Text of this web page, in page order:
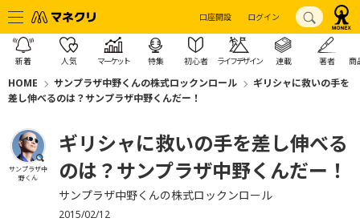
口座開設 ログイン
新着 人気 マーケット 特集 初心者 ライフデザイン 連載 著者 商
HOME サンプラザ中野くんの株式ロックンロール
ギリシャに救いの手を
差し伸べるのは？サンプラザ中野くんだー！
サンプラザ中
野くん
ギリシャに救いの手を差し伸べる
のは？サンプラザ中野くんだー！
サンプラザ中野くんの株式ロックンロール
2015/02/12